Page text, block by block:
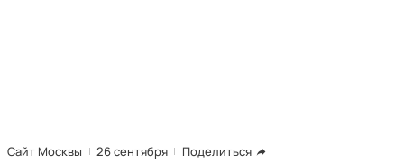
Сайт Москвы 26 сентября Поделиться